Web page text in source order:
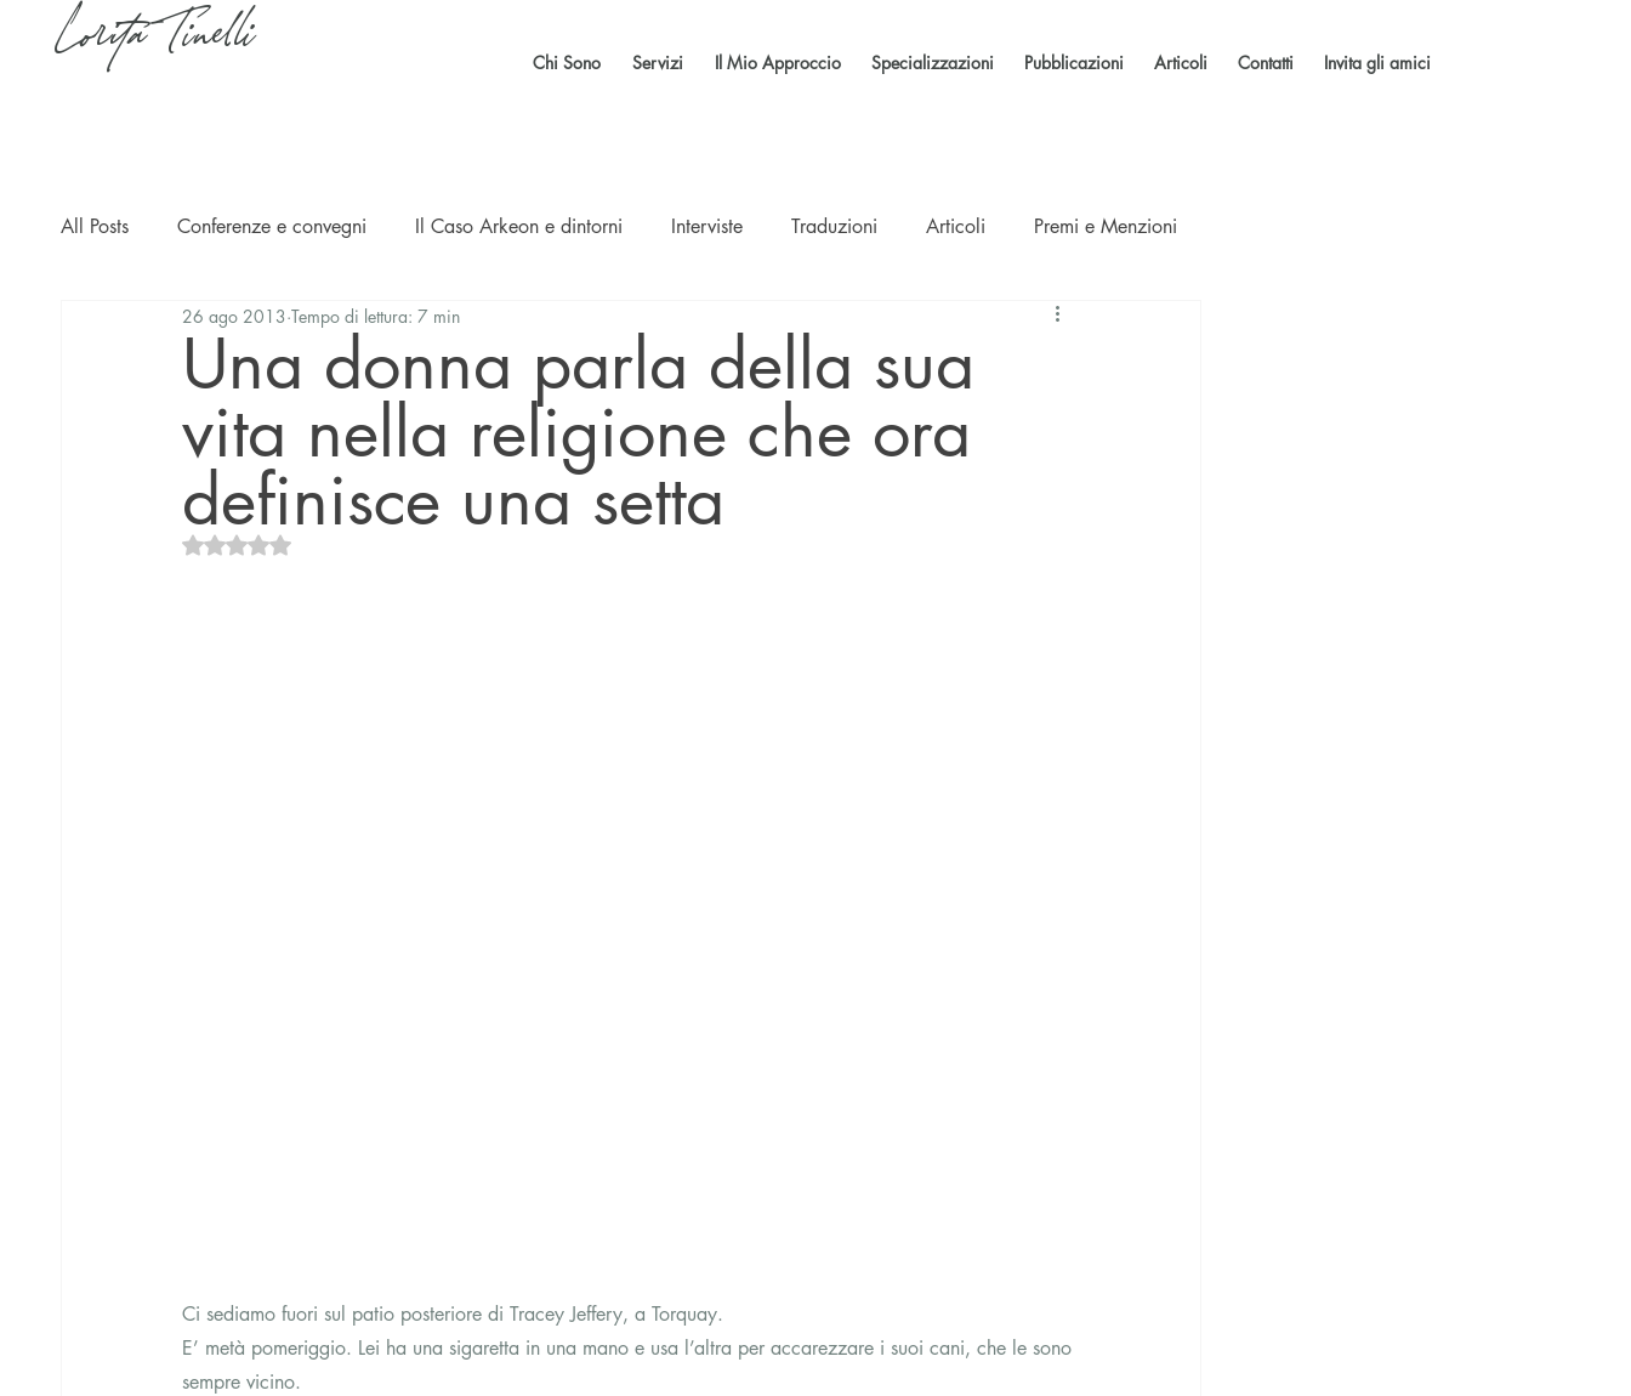
Lorita Tinelli Chi Sono Servizi Il Mio Approccio Specializzazioni Pubblicazioni Articoli Contatti Invita gli amici
All Posts Conferenze e convegni Il Caso Arkeon e dintorni Interviste Traduzioni Articoli Premi e Menzioni
Ripercussioni Articoli in inglese
Una donna parla della sua
vita nella religione che ora
definisce una setta
26 ago 2013 Tempo di lettura: 7 min
Valutazione NaN stelle su 5.
Ci sediamo fuori sul patio posteriore di Tracey Jeffery, a Torquay.
E’ metà pomeriggio. Lei ha una sigaretta in una mano e usa l’altra per accarezzare i suoi cani, che le sono
sempre vicino.